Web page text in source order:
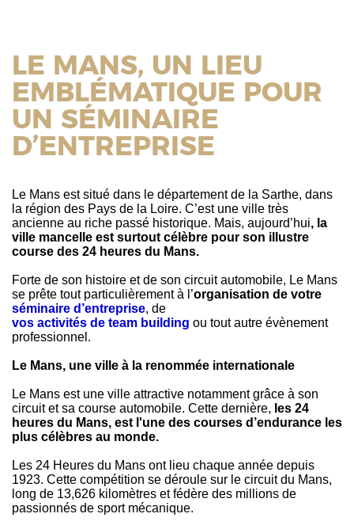
LE MANS, UN LIEU
EMBLÉMATIQUE POUR
UN SÉMINAIRE
D’ENTREPRISE
Le Mans est situé dans le département de la Sarthe, dans
la région des Pays de la Loire. C’est une ville très
ancienne au riche passé historique. Mais, aujourd’hui, la
ville mancelle est surtout célèbre pour son illustre
course des 24 heures du Mans.
Forte de son histoire et de son circuit automobile, Le Mans
se prête tout particulièrement à l’organisation de votre
séminaire d’entreprise, de
vos activités de team building ou tout autre évènement
professionnel.
Le Mans, une ville à la renommée internationale
Le Mans est une ville attractive notamment grâce à son
circuit et sa course automobile. Cette dernière, les 24
heures du Mans, est l'une des courses d’endurance les
plus célèbres au monde.
Les 24 Heures du Mans ont lieu chaque année depuis
1923. Cette compétition se déroule sur le circuit du Mans,
long de 13,626 kilomètres et fédère des millions de
passionnés de sport mécanique.